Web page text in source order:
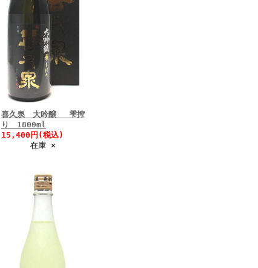
喜久泉 大吟醸 雫搾
り 1800ml
15,400円(税込)
在庫 ×